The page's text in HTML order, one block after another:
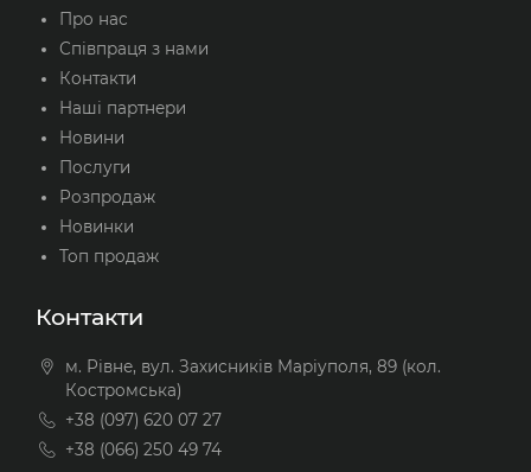
Про нас
Співпраця з нами
Контакти
Наші партнери
Новини
Послуги
Розпродаж
Новинки
Топ продаж
Контакти
м. Рівне, вул. Захисників Маріуполя, 89 (кол.
Костромська)
+38 (097) 620 07 27
+38 (066) 250 49 74